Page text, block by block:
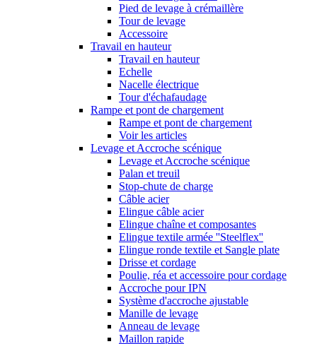
Pied de levage à crémaillère
Tour de levage
Accessoire
Travail en hauteur
Travail en hauteur
Echelle
Nacelle électrique
Tour d'échafaudage
Rampe et pont de chargement
Rampe et pont de chargement
Voir les articles
Levage et Accroche scénique
Levage et Accroche scénique
Palan et treuil
Stop-chute de charge
Câble acier
Elingue câble acier
Elingue chaîne et composantes
Elingue textile armée ''Steelflex''
Elingue ronde textile et Sangle plate
Drisse et cordage
Poulie, réa et accessoire pour cordage
Accroche pour IPN
Système d'accroche ajustable
Manille de levage
Anneau de levage
Maillon rapide